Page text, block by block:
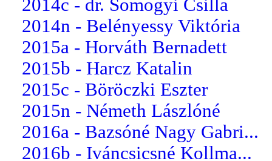
2014c - dr. Somogyi Csilla
2014n - Belényessy Viktória
2015a - Horváth Bernadett
2015b - Harcz Katalin
2015c - Böröczki Eszter
2015n - Németh Lászlóné
2016a - Bazsóné Nagy Gabri...
2016b - Iváncsicsné Kollma...